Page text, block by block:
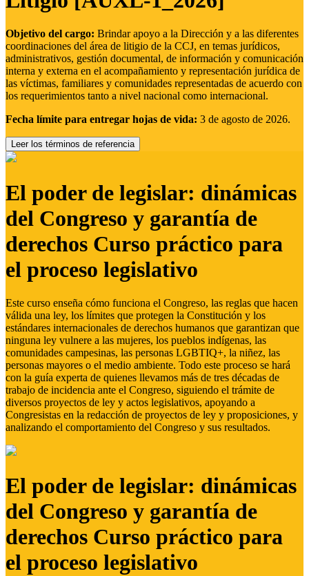
Objetivo del cargo: Brindar apoyo a la Dirección y a las diferentes
coordinaciones del área de litigio de la CCJ, en temas jurídicos,
administrativos, gestión documental, de información y comunicación
interna y externa en el acompañamiento y representación jurídica de
las víctimas, familiares y comunidades representadas de acuerdo con
los requerimientos tanto a nivel nacional como internacional.
Fecha límite para entregar hojas de vida: 3 de agosto de 2026.
Leer los términos de referencia
El poder de legislar: dinámicas
del Congreso y garantía de
derechos Curso práctico para
el proceso legislativo
Este curso enseña cómo funciona el Congreso, las reglas que hacen
válida una ley, los límites que protegen la Constitución y los
estándares internacionales de derechos humanos que garantizan que
ninguna ley vulnere a las mujeres, los pueblos indígenas, las
comunidades campesinas, las personas LGBTIQ+, la niñez, las
personas mayores o el medio ambiente. Todo este proceso se hará
con la guía experta de quienes llevamos más de tres décadas de
trabajo de incidencia ante el Congreso, siguiendo el trámite de
diversos proyectos de ley y actos legislativos, apoyando a
Congresistas en la redacción de proyectos de ley y proposiciones, y
analizando el comportamiento del Congreso y sus resultados.
El poder de legislar: dinámicas
del Congreso y garantía de
derechos Curso práctico para
el proceso legislativo